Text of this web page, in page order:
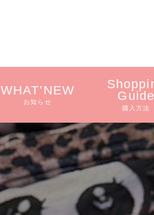
WHAT’NEW
お知らせ
Guide
購入方法